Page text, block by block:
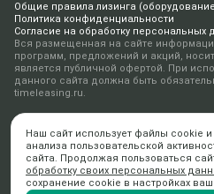
Общие правила лизинга
Политика конфиденциальности
Согласие на обработку персональных
Вся размещенная на сайте
программ, предложений и акций,
является публичной офертой. При
данного сайта должна быть
timeleasing.ru.
Дизайн ANFALOVA.ART
Разработкаdigital-агентство AiR
Наш сайт использует файлы cookie
анализа пользовательской
сайта. Продолжая пользоваться
обработку своих персональных
сохранение cookie в настройках